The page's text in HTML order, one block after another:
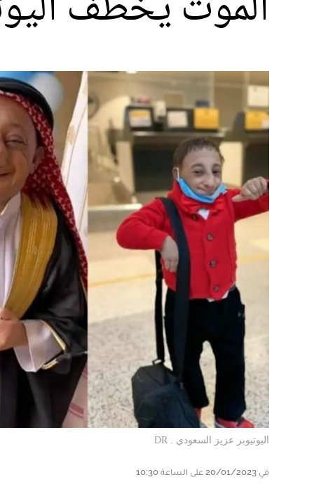
اليوتيوبر عزيز السعودي . DR
في 20/01/2023 على الساعة 10:30